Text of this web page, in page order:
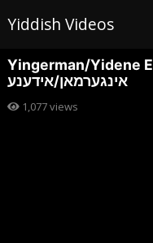
Yiddish Videos
Yingerman/Yidene
אינגערמאן/אידענע
1,077views